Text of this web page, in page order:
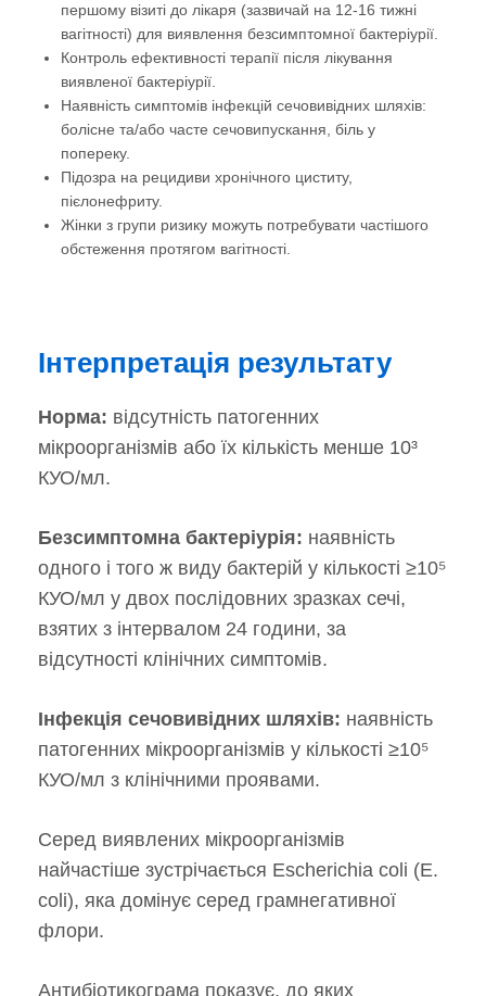
першому візиті до лікаря (зазвичай на 12-16 тижні
вагітності) для виявлення безсимптомної бактеріурії.
Контроль ефективності терапії після лікування
виявленої бактеріурії.
Наявність симптомів інфекцій сечовивідних шляхів:
болісне та/або часте сечовипускання, біль у
попереку.
Підозра на рецидиви хронічного циститу,
пієлонефриту.
Жінки з групи ризику можуть потребувати частішого
обстеження протягом вагітності.
Інтерпретація результату
Норма: відсутність патогенних
мікроорганізмів або їх кількість менше 10³
КУО/мл.
Безсимптомна бактеріурія: наявність
одного і того ж виду бактерій у кількості ≥10⁵
КУО/мл у двох послідовних зразках сечі,
взятих з інтервалом 24 години, за
відсутності клінічних симптомів.
Інфекція сечовивідних шляхів: наявність
патогенних мікроорганізмів у кількості ≥10⁵
КУО/мл з клінічними проявами.
Серед виявлених мікроорганізмів
найчастіше зустрічається Escherichia coli (E.
coli), яка домінує серед грамнегативної
флори.
Антибіотикограма показує, до яких